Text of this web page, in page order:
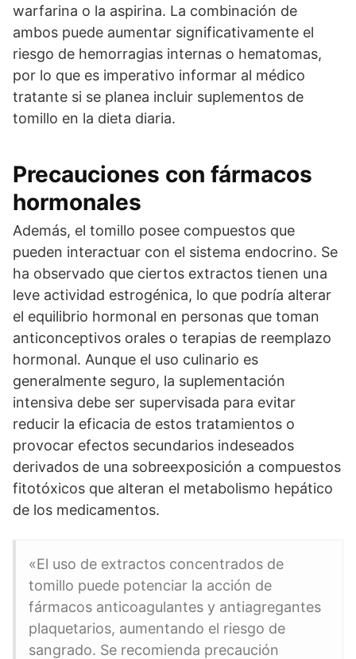
warfarina o la aspirina. La combinación de
ambos puede aumentar significativamente el
riesgo de hemorragias internas o hematomas,
por lo que es imperativo informar al médico
tratante si se planea incluir suplementos de
tomillo en la dieta diaria.
Precauciones con fármacos
hormonales
Además, el tomillo posee compuestos que
pueden interactuar con el sistema endocrino. Se
ha observado que ciertos extractos tienen una
leve actividad estrogénica, lo que podría alterar
el equilibrio hormonal en personas que toman
anticonceptivos orales o terapias de reemplazo
hormonal. Aunque el uso culinario es
generalmente seguro, la suplementación
intensiva debe ser supervisada para evitar
reducir la eficacia de estos tratamientos o
provocar efectos secundarios indeseados
derivados de una sobreexposición a compuestos
fitotóxicos que alteran el metabolismo hepático
de los medicamentos.
«El uso de extractos concentrados de
tomillo puede potenciar la acción de
fármacos anticoagulantes y antiagregantes
plaquetarios, aumentando el riesgo de
sangrado. Se recomienda precaución